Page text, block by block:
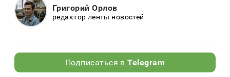
Григорий Орлов
редактор ленты новостей
Подписаться вTelegram